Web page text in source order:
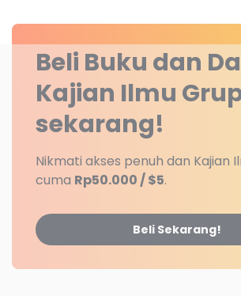
Beli Buku dan
Kajian Ilmu
sekarang!
Nikmati akses penuh dan Kajian
cuma Rp50.000 / $5.
Beli Sekarang!